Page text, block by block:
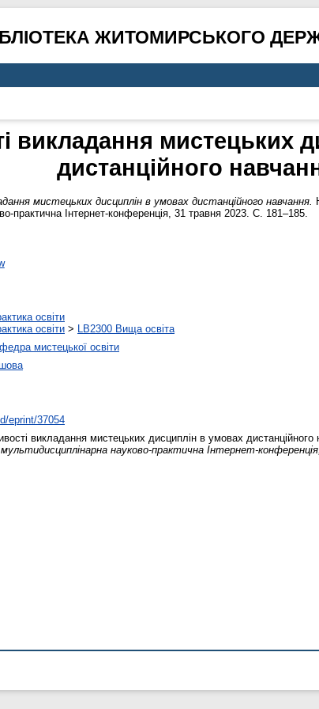
ЖИТОМИРСЬКОГО
викладання мистецьких
дистанційного
мистецьких дисциплін в умовах дистанційного навчання.
практична Інтернет-конференція, 31 травня 2023. С. 181–185.
освіти
освіти > LB2300 Вища освіта
мистецької освіти
eprint/37054
викладання мистецьких дисциплін в умовах дистанційного
мультидисциплінарна науково-практична Інтернет-